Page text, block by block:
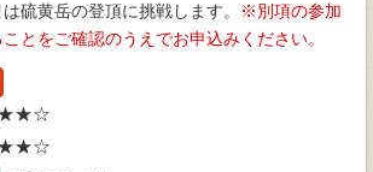
硫黄岳の登頂に挑戦します。
別項の参加
とをご確認のうえでお申込みください。